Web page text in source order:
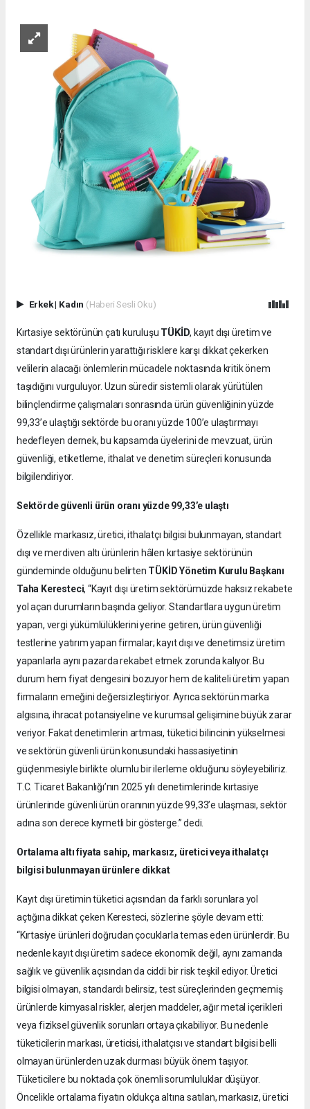
Erkek| Kadın (Haberi Sesli Oku)
Kırtasiye sektörünün çatı kuruluşu TÜKİD, kayıt dışı üretim ve
standart dışı ürünlerin yarattığı risklere karşı dikkat çekerken
velilerin alacağı önlemlerin mücadele noktasında kritik önem
taşıdığını vurguluyor. Uzun süredir sistemli olarak yürütülen
bilinçlendirme çalışmaları sonrasında ürün güvenliğinin yüzde
99,33’e ulaştığı sektörde bu oranı yüzde 100’e ulaştırmayı
hedefleyen dernek, bu kapsamda üyelerini de mevzuat, ürün
güvenliği, etiketleme, ithalat ve denetim süreçleri konusunda
bilgilendiriyor.
Sektörde güvenli ürün oranı yüzde 99,33’e ulaştı
Özellikle markasız, üretici, ithalatçı bilgisi bulunmayan, standart
dışı ve merdiven altı ürünlerin hâlen kırtasiye sektörünün
gündeminde olduğunu belirten TÜKİD Yönetim Kurulu Başkanı
Taha Keresteci, “Kayıt dışı üretim sektörümüzde haksız rekabete
yol açan durumların başında geliyor. Standartlara uygun üretim
yapan, vergi yükümlülüklerini yerine getiren, ürün güvenliği
testlerine yatırım yapan firmalar; kayıt dışı ve denetimsiz üretim
yapanlarla aynı pazarda rekabet etmek zorunda kalıyor. Bu
durum hem fiyat dengesini bozuyor hem de kaliteli üretim yapan
firmaların emeğini değersizleştiriyor. Ayrıca sektörün marka
algısına, ihracat potansiyeline ve kurumsal gelişimine büyük zarar
veriyor. Fakat denetimlerin artması, tüketici bilincinin yükselmesi
ve sektörün güvenli ürün konusundaki hassasiyetinin
güçlenmesiyle birlikte olumlu bir ilerleme olduğunu söyleyebiliriz.
T.C. Ticaret Bakanlığı’nın 2025 yılı denetimlerinde kırtasiye
ürünlerinde güvenli ürün oranının yüzde 99,33’e ulaşması, sektör
adına son derece kıymetli bir gösterge.” dedi.
Ortalama altı fiyata sahip, markasız, üretici veya ithalatçı
bilgisi bulunmayan ürünlere dikkat
Kayıt dışı üretimin tüketici açısından da farklı sorunlara yol
açtığına dikkat çeken Keresteci, sözlerine şöyle devam etti:
“Kırtasiye ürünleri doğrudan çocuklarla temas eden ürünlerdir. Bu
nedenle kayıt dışı üretim sadece ekonomik değil, aynı zamanda
sağlık ve güvenlik açısından da ciddi bir risk teşkil ediyor. Üretici
bilgisi olmayan, standardı belirsiz, test süreçlerinden geçmemiş
ürünlerde kimyasal riskler, alerjen maddeler, ağır metal içerikleri
veya fiziksel güvenlik sorunları ortaya çıkabiliyor. Bu nedenle
tüketicilerin markası, üreticisi, ithalatçısı ve standart bilgisi belli
olmayan ürünlerden uzak durması büyük önem taşıyor.
Tüketicilere bu noktada çok önemli sorumluluklar düşüyor.
Öncelikle ortalama fiyatın oldukça altına satılan, markasız, üretici